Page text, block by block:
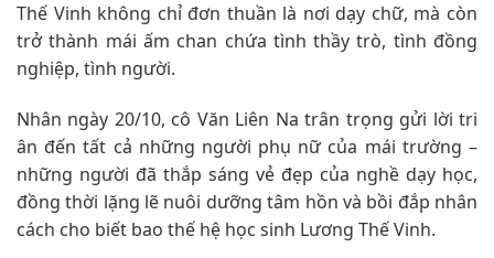
Thế Vinh không chỉ đơn thuần là nơi dạy chữ, mà còn
trở thành mái ấm chan chứa tình thầy trò, tình đồng
nghiệp, tình người.
Nhân ngày 20/10, cô Văn Liên Na trân trọng gửi lời tri
ân đến tất cả những người phụ nữ của mái trường –
những người đã thắp sáng vẻ đẹp của nghề dạy học,
đồng thời lặng lẽ nuôi dưỡng tâm hồn và bồi đắp nhân
cách cho biết bao thế hệ học sinh Lương Thế Vinh.